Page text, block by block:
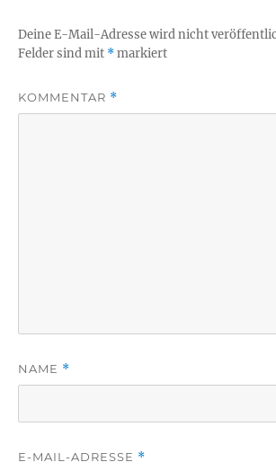
Deine E-Mail-Adresse wird nicht
Felder sind mit *markiert
KOMMENTAR *
NAME *
E-MAIL-ADRESSE *